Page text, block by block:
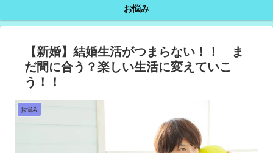
お悩み
【新婚】結婚生活がつまらない！！ ま
だ間に合う？楽しい生活に変えていこ
う！！
お悩み